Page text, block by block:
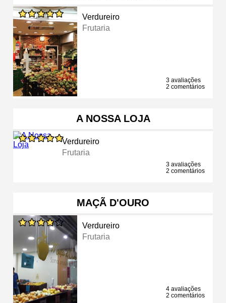
Verdureiro
Frutaria
3 avaliações
2 comentários
A NOSSA LOJA
Verdureiro
Frutaria
3 avaliações
2 comentários
MAÇÃ D'OURO
Verdureiro
Frutaria
4 avaliações
2 comentários